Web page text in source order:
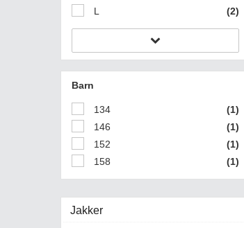
L
(2)
Barn
134
(1)
146
(1)
152
(1)
158
(1)
Jakker